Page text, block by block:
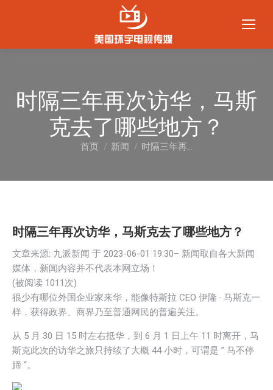
时隔三年再次访华，马斯
克去了哪些地方？
您在这里：
首页 新闻 时隔三年再…
时隔三年再次访华，马斯克去了哪些地方？
文章来源: 九派新闻 于 2023-06-01 19:30– 新闻取自各大新闻
媒体，新闻内容并不代表本网立场！
(被阅读 1011次)
很少有哪位外国企业家来华，能像特斯拉 CEO 伊隆 · 马斯克一
样，获得政界、商界乃至普通网民的普遍关注。
从 5 月 30 日 15 时左右抵华，到 6 月 1 日上午 11 时离开，马
斯克此次的访华之旅只持续了大概 44 小时，可谓是 ” 马不停
蹄 “。